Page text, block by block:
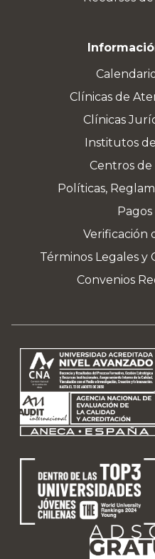
Clínicas de
Clínicas
Institutos
Centros
Políticas,
Verificación
Términos Legales y
Convenios